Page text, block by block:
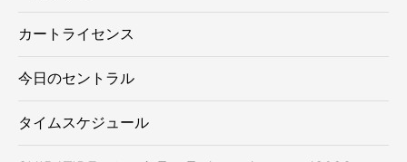
カートライセンス
今日のセントラル
タイムスケジュール